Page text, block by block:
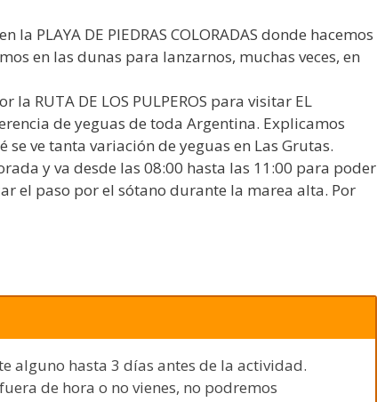
PLAYA DE PIEDRAS COLORADAS donde hacemos
en las dunas para lanzarnos, muchas veces, en
RUTA DE LOS PULPEROS para visitar EL
de yeguas de toda Argentina. Explicamos
ve tanta variación de yeguas en Las Grutas.
y va desde las 08:00 hasta las 11:00 para poder
el paso por el sótano durante la marea alta. Por
alguno hasta 3 días antes de la actividad.
de hora o no vienes, no podremos